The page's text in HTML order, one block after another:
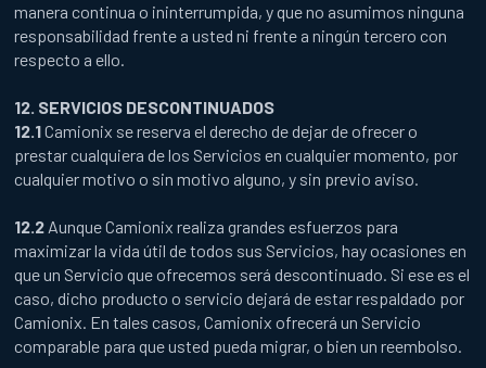
manera continua o ininterrumpida, y que no asumimos ninguna
responsabilidad frente a usted ni frente a ningún tercero con
respecto a ello.
12. SERVICIOS DESCONTINUADOS
12.1Camionix se reserva el derecho de dejar de ofrecer o
prestar cualquiera de los Servicios en cualquier momento, por
cualquier motivo o sin motivo alguno, y sin previo aviso.
12.2 Aunque Camionix realiza grandes esfuerzos para
maximizar la vida útil de todos sus Servicios, hay ocasiones en
que un Servicio que ofrecemos será descontinuado. Si ese es el
caso, dicho producto o servicio dejará de estar respaldado por
Camionix. En tales casos, Camionix ofrecerá un Servicio
comparable para que usted pueda migrar, o bien un reembolso.